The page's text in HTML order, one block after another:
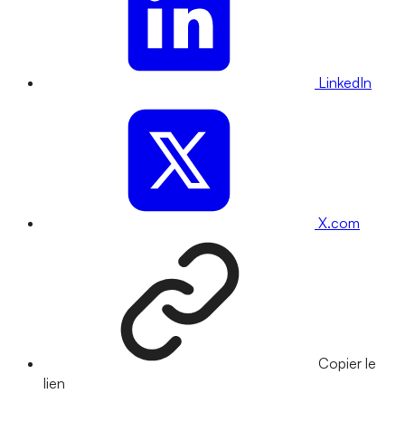
LinkedIn
X.com
Copier le
lien